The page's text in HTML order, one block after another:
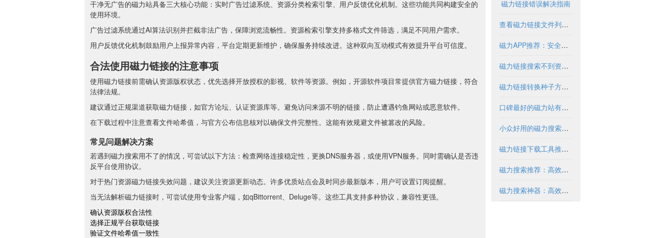
干净无广告的磁力站具备三大核心功能：实时广告过滤系统、资源分类检索引擎、用户反馈优化机制。这些功能共同构建安全的
使用环境。
广告过滤系统通过AI算法识别并拦截非法广告，保障浏览流畅性。资源检索引擎支持多格式文件筛选，满足不同用户需求。
用户反馈优化机制鼓励用户上报异常内容，平台定期更新维护，确保服务持续改进。这种双向互动模式有效提升平台可信度。
合法使用磁力链接的注意事项
使用磁力链接前需确认资源版权状态，优先选择开放授权的影视、软件等资源。例如，开源软件项目常提供官方磁力链接，符合
法律法规。
建议通过正规渠道获取磁力链接，如官方论坛、认证资源库等。避免访问来源不明的链接，防止遭遇钓鱼网站或恶意软件。
在下载过程中注意查看文件哈希值，与官方公布信息核对以确保文件完整性。这能有效规避文件被篡改的风险。
常见问题解决方案
若遇到磁力搜索用不了的情况，可尝试以下方法：检查网络连接稳定性，更换DNS服务器，或使用VPN服务。同时需确认是否违
反平台使用协议。
对于热门资源磁力链接失效问题，建议关注资源更新动态。许多优质站点会及时同步最新版本，用户可设置订阅提醒。
当无法解析磁力链接时，可尝试使用专业客户端，如qBittorrent、Deluge等。这些工具支持多种协议，兼容性更强。
确认资源版权合法性
选择正规平台获取链接
验证文件哈希值一致性
磁力链接错误解决指南
查看磁力链接文件列表的实用方法与工具
磁力APP推荐：安全使用指南与优质资源盘点
磁力链接搜索不到资源怎么办？
磁力链接转换种子方法与工具解析
口碑最好的磁力站有哪些推荐？2024年全面解析
小众好用的磁力搜索推荐与解析
磁力链接下载工具推荐与使用指南
磁力搜索推荐：高效获取资源的实用指南
磁力搜索神器：高效获取资源的必备工具